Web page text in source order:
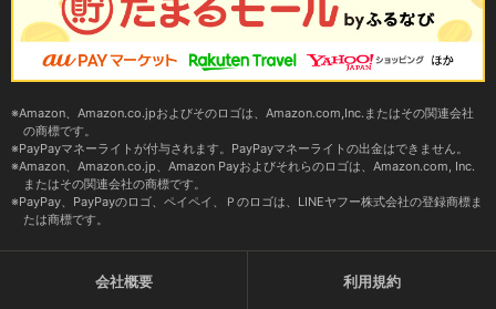
Amazon、Amazon.co.jpおよびそのロゴは、Amazon.com,Inc.またはその関連会社
の商標です。
PayPayマネーライトが付与されます。PayPayマネーライトの出金はできません。
Amazon、Amazon.co.jp、Amazon Payおよびそれらのロゴは、Amazon.com, Inc.
またはその関連会社の商標です。
PayPay、PayPayのロゴ、ペイペイ、Ｐのロゴは、LINEヤフー株式会社の登録商標ま
たは商標です。
会社概要 利用規約